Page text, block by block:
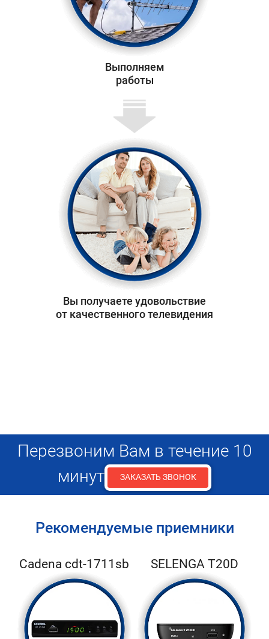
Выполняем
работы
Вы получаете удовольствие
от качественного телевидения
Перезвоним Вам в течение 10
минут
ЗАКАЗАТЬ ЗВОНОК
Рекомендуемые приемники
Cadena cdt-1711sb SELENGA T20D